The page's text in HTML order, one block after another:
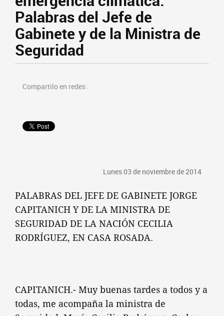
Palabras del Jefe de
Gabinete y de la Ministra de
Seguridad
Compartilo en redes :
Lunes 03 de noviembre de 2014
PALABRAS DEL JEFE DE GABINETE JORGE
CAPITANICH Y DE LA MINISTRA DE
SEGURIDAD DE LA NACIÓN CECILIA
RODRÍGUEZ, EN CASA ROSADA.
CAPITANICH.- Muy buenas tardes a todos y a
todas, me acompaña la ministra de